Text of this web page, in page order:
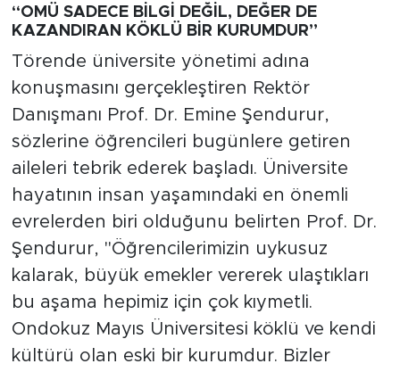
“OMÜ SADECE BİLGİ DEĞİL, DEĞER DE
KAZANDIRAN KÖKLÜ BİR KURUMDUR”
Törende üniversite yönetimi adına
konuşmasını gerçekleştiren Rektör
Danışmanı Prof. Dr. Emine Şendurur,
sözlerine öğrencileri bugünlere getiren
aileleri tebrik ederek başladı. Üniversite
hayatının insan yaşamındaki en önemli
evrelerden biri olduğunu belirten Prof. Dr.
Şendurur, "Öğrencilerimizin uykusuz
kalarak, büyük emekler vererek ulaştıkları
bu aşama hepimiz için çok kıymetli.
Ondokuz Mayıs Üniversitesi köklü ve kendi
kültürü olan eski bir kurumdur. Bizler